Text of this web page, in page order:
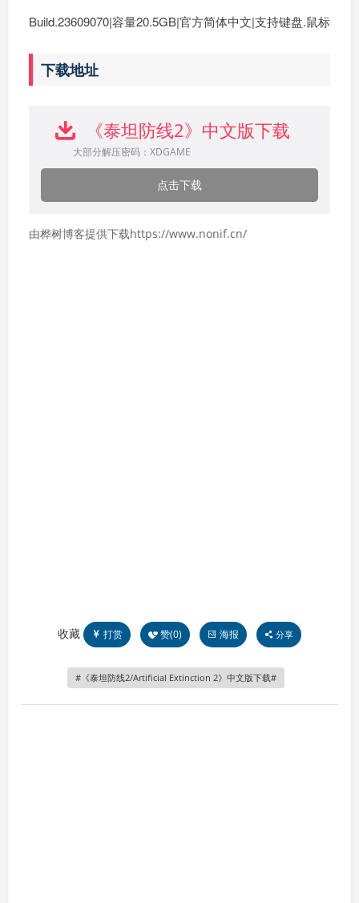
Build.23609070|容量20.5GB|官方简体中文|支持键盘.鼠标
下载地址
《泰坦防线2》中文版下载
大部分解压密码：XDGAME
点击下载
由桦树博客提供下载https://www.nonif.cn/
收藏 打赏 赞(0) 海报 分享
《泰坦防线2/Artificial Extinction 2》中文版下载